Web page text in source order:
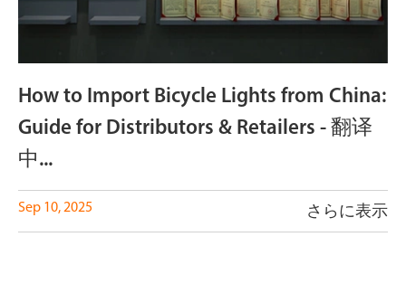
How to Import Bicycle Lights from China:
Guide for Distributors & Retailers - 翻译
中...
Sep 10, 2025 さらに表示